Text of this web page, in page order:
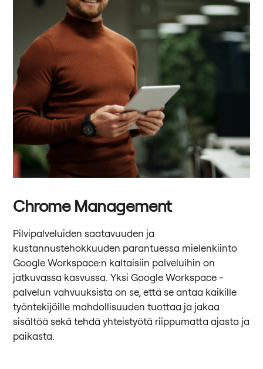
Chrome Management
Pilvipalveluiden saatavuuden ja
kustannustehokkuuden parantuessa mielenkiinto
Google Workspace:n kaltaisiin palveluihin on
jatkuvassa kasvussa. Yksi Google Workspace -
palvelun vahvuuksista on se, että se antaa kaikille
työntekijöille mahdollisuuden tuottaa ja jakaa
sisältöä sekä tehdä yhteistyötä riippumatta ajasta ja
paikasta.